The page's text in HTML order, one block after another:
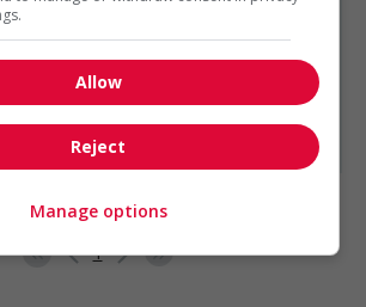
2 associés | litige...
| immobilier commercial
en litige immobilier
et conflits d’intérêts (cabinet)
junior litige | boucherville
1
Allow
Reject
Manage options